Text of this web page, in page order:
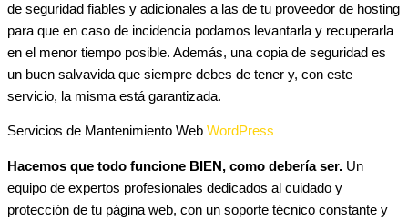
de seguridad fiables y adicionales a las de tu proveedor de hosting
para que en caso de incidencia podamos levantarla y recuperarla
en el menor tiempo posible. Además, una copia de seguridad es
un buen salvavida que siempre debes de tener y, con este
servicio, la misma está garantizada.
Servicios de Mantenimiento Web WordPress
Hacemos que todo funcione BIEN, como debería ser. Un
equipo de expertos profesionales dedicados al cuidado y
protección de tu página web, con un soporte técnico constante y